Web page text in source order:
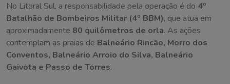
No Litoral Sul, a responsabilidade pela operação é do 4º
Batalhão de Bombeiros Militar (4º BBM), que atua em
aproximadamente 80 quilômetros de orla. As ações
contemplam as praias de Balneário Rincão, Morro dos
Conventos, Balneário Arroio do Silva, Balneário
Gaivota e Passo de Torres.